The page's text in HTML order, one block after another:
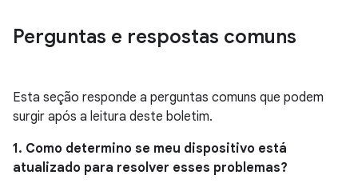
Perguntas e respostas comuns
Esta seção responde a perguntas comuns que podem
surgir após a leitura deste boletim.
1. Como determino se meu dispositivo está
atualizado para resolver esses problemas?